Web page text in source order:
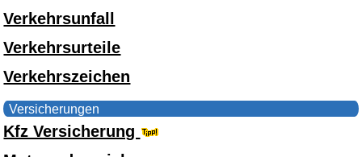
Verkehrsunfall
Verkehrsurteile
Verkehrszeichen
Versicherungen
Kfz Versicherung